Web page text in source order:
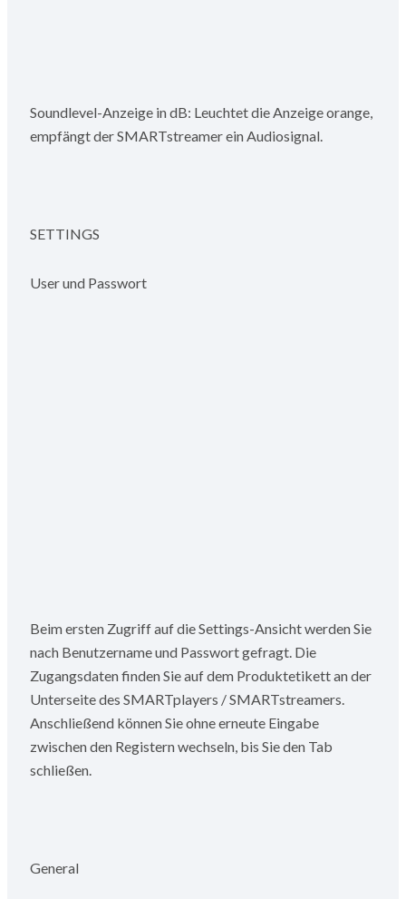
Soundlevel-Anzeige in dB: Leuchtet die Anzeige orange,
empfängt der SMARTstreamer ein Audiosignal.
SETTINGS
User und Passwort
Beim ersten Zugriff auf die Settings-Ansicht werden Sie
nach Benutzername und Passwort gefragt. Die
Zugangsdaten finden Sie auf dem Produktetikett an der
Unterseite des SMARTplayers / SMARTstreamers.
Anschließend können Sie ohne erneute Eingabe
zwischen den Registern wechseln, bis Sie den Tab
schließen.
General